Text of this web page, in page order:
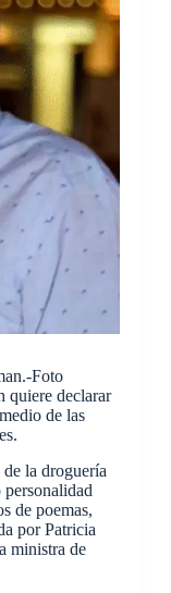
Foto
quiere declarar
de las
la droguería
de poemas,
por Patricia
ministra de